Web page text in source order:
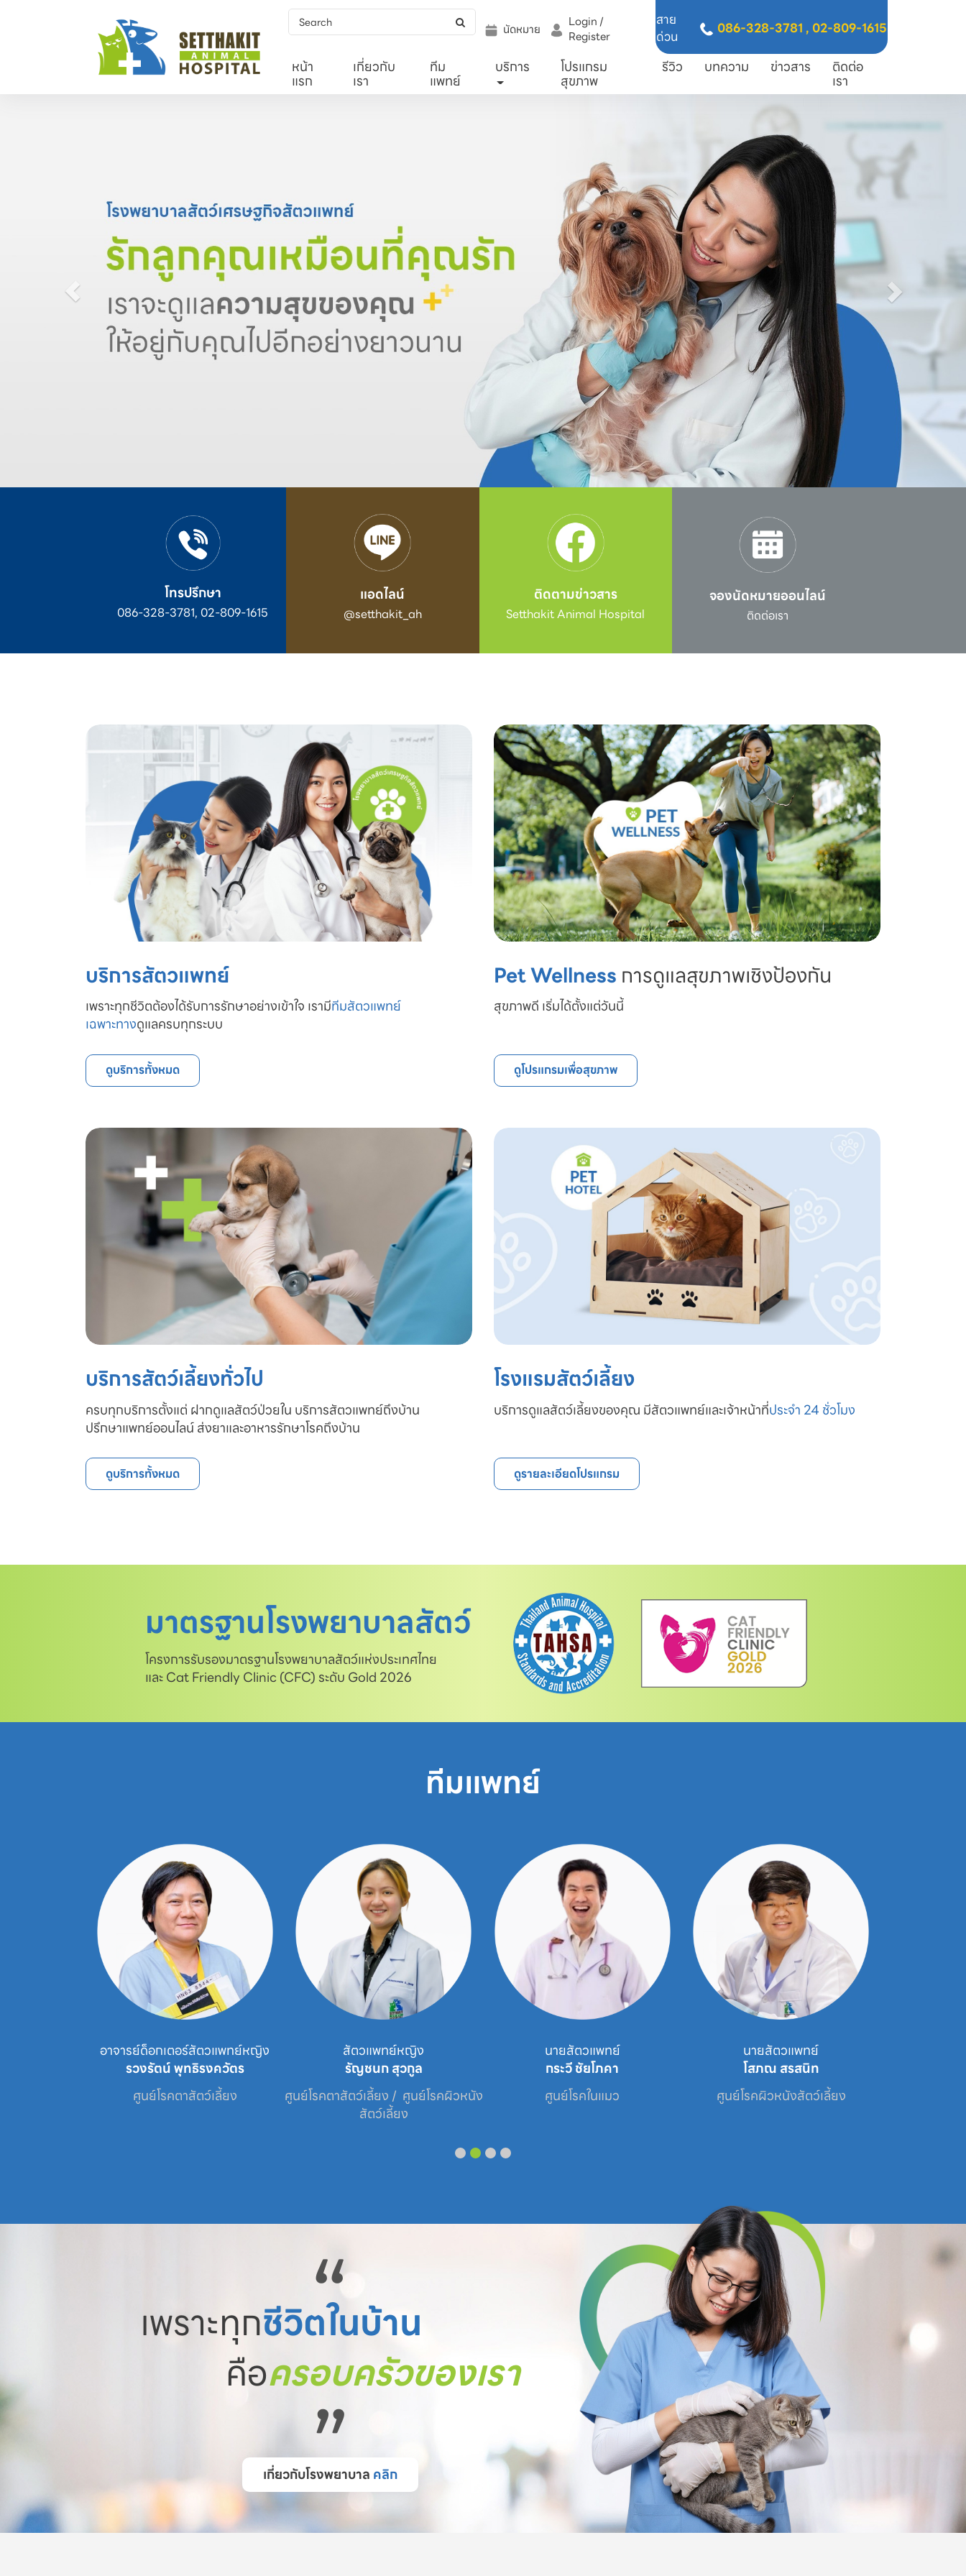
นัดหมาย
Login /
Register
สาย
ด่วน
086-328-3781 ,02-809-1615
หน้า
แรก
เกี่ยวกับ
เรา
ทีม
แพทย์
บริการ โปรแกรม
สุขภาพ
รีวิว บทความ ข่าวสาร ติดต่อ
เรา
โทรปรึกษา
086-328-3781, 02-809-1615
แอดไลน์
@setthakit_ah
ติดตามข่าวสาร
Setthakit Animal Hospital
จองนัดหมายออนไลน์
ติดต่อเรา
บริการสัตวแพทย์
เพราะทุกชีวิตต้องได้รับการรักษาอย่างเข้าใจ เรามีทีมสัตวแพทย์
เฉพาะทางดูแลครบทุกระบบ
ดูบริการทั้งหมด
Pet Wellness การดูแลสุขภาพเชิงป้องกัน
สุขภาพดี เริ่มได้ตั้งแต่วันนี้
ดูโปรแกรมเพื่อสุขภาพ
บริการสัตว์เลี้ยงทั่วไป
ครบทุกบริการตั้งแต่ ฝากดูแลสัตว์ป่วยใน บริการสัตวแพทย์ถึงบ้าน
ปรึกษาแพทย์ออนไลน์ ส่งยาและอาหารรักษาโรคถึงบ้าน
ดูบริการทั้งหมด
โรงแรมสัตว์เลี้ยง
บริการดูแลสัตว์เลี้ยงของคุณ มีสัตวแพทย์และเจ้าหน้าที่ประจำ 24 ชั่วโมง
ดูรายละเอียดโปรแกรม
มาตรฐานโรงพยาบาลสัตว์
โครงการรับรองมาตรฐานโรงพยาบาลสัตว์แห่งประเทศไทย
และ Cat Friendly Clinic (CFC) ระดับ Gold 2026
ทีมแพทย์
อาจารย์ด็อกเตอร์สัตวแพทย์หญิง
รวงรัตน์ พุทธิรงควัตร
ศูนย์โรคตาสัตว์เลี้ยง
สัตวแพทย์หญิง
รัญชนก สุวกูล
ศูนย์โรคตาสัตว์เลี้ยง /  ศูนย์โรคผิวหนัง
สัตว์เลี้ยง
นายสัตวแพทย์
กระวี ชัยโภคา
ศูนย์โรคในแมว
นายสัตวแพทย์
โสภณ สรสนิท
ศูนย์โรคผิวหนังสัตว์เลี้ยง
“
เพราะทุกชีวิตในบ้าน
คือครอบครัวของเรา
”
เกี่ยวกับโรงพยาบาล คลิก